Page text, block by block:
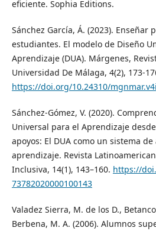
eficiente. Sophia Editions.
Sánchez García, Á. (2023). Enseñar
estudiantes. El modelo de Diseño
Aprendizaje (DUA). Márgenes,
Universidad De Málaga, 4(2), 173-
https://doi.org/10.24310/
Sánchez-Gómez, V. (2020).
Universal para el Aprendizaje
apoyos: El DUA como un sistema
aprendizaje. Revista
Inclusiva, 14(1), 143–160. https://
73782020000100143
Valadez Sierra, M. de los D.,
Berbena, M. A. (2006). Alumnos